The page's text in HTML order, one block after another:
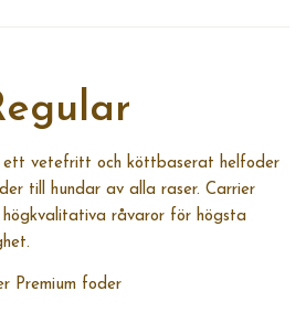
ett vetefritt och köttbaserat helfoder
till hundar av alla raser. Carrier
råvaror för högsta
Premium foder